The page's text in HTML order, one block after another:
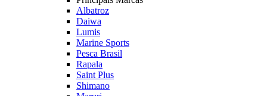
Albatroz
Daiwa
Lumis
Marine Sports
Pesca Brasil
Rapala
Saint Plus
Shimano